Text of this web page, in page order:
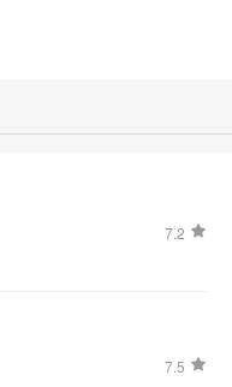
7.2
7.5